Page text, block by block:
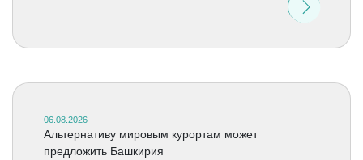
06.08.2026
Альтернативу мировым курортам может
предложить Башкирия